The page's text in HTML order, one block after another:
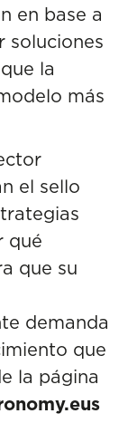
en base a
soluciones
la
más
el sello
qué
que su
demanda
que
la página